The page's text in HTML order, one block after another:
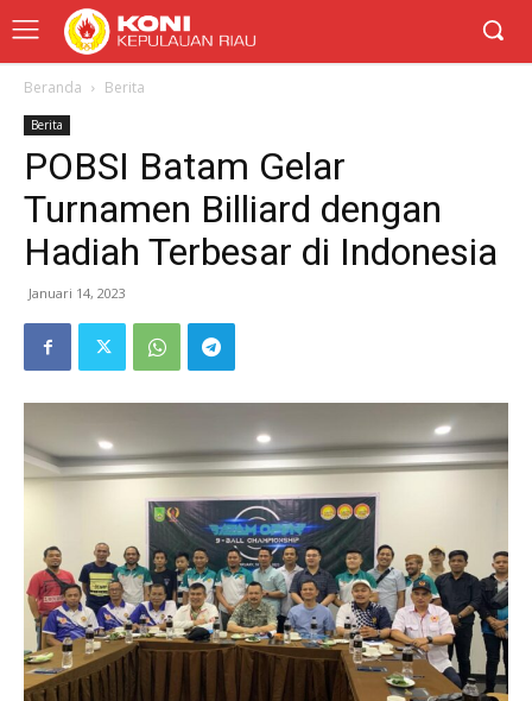
Beranda Berita
Berita
POBSI Batam Gelar
Turnamen Billiard dengan
Hadiah Terbesar di Indonesia
Januari 14, 2023